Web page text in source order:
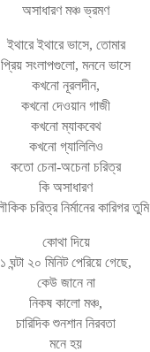
অসাধারণ মঞ্চ ভ্রমণ
ইথারে ইথারে ভাসে, তোমার
প্রিয় সংলাপগুলো, মননে ভাসে
কখনো নূরলদীন,
কখনো দেওয়ান গাজী
কখনো ম্যাকবেথ
কখনো গ্যালিলিও
কতো চেনা-অচেনা চরিত্র
কি অসাধারণ
চরিত্র নির্মানের কারিগর তুমি
কোথা দিয়ে
১ ঘন্টা ২০ মিনিট পেরিয়ে গেছে,
কেউ জানে না
নিকষ কালো মঞ্চ,
চারিদিক শুনশান নিরবতা
মনে হয়